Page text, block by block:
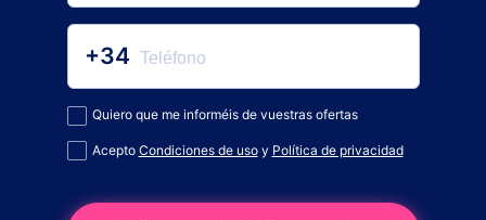
+34
Quiero que me informéis de vuestras ofertas
Acepto Condiciones de usoy Política de privacidad